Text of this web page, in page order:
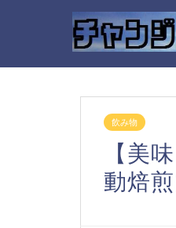
飲み物
【美
動焙